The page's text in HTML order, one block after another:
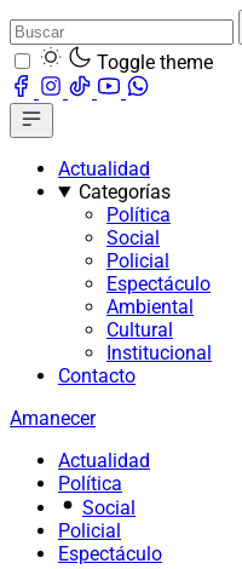
Toggle theme
Actualidad
Categorías
Política
Social
Policial
Espectáculo
Ambiental
Cultural
Institucional
Contacto
Amanecer
Actualidad
Política
Social
Policial
Espectáculo